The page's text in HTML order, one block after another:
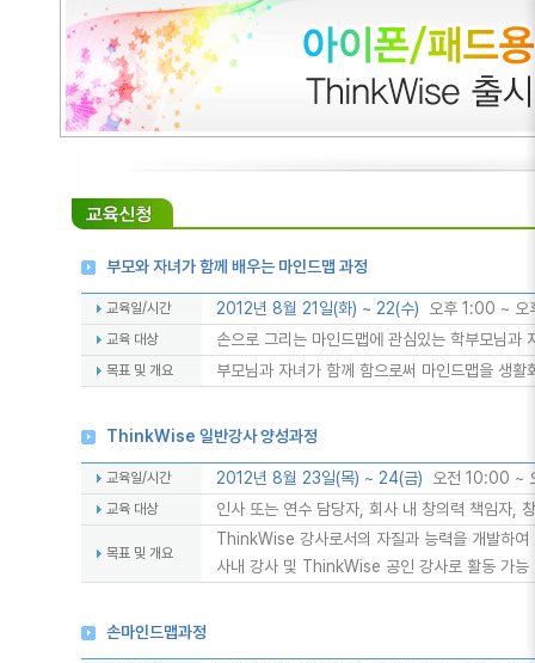
부모와 자녀가 함께 배우는 마인드맵 과정
교육일/시간 2012년 8월 21일(화) ~ 22(수) 오후 1:00 ~ 오
교육 대상 손으로 그리는 마인드맵에 관심있는 학부모님과
목표 및 개요 부모님과 자녀가 함께 함으로써 마인드맵을 생활
ThinkWise 일반강사 양성과정
교육일/시간 2012년 8월 23일(목) ~ 24(금) 오전 10:00 ~
교육 대상 인사 또는 연수 담당자, 회사 내 창의력 책임자,
목표 및 개요
ThinkWise 강사로서의 자질과 능력을 개발하여
사내 강사 및 ThinkWise 공인 강사로 활동 가능
손마인드맵과정